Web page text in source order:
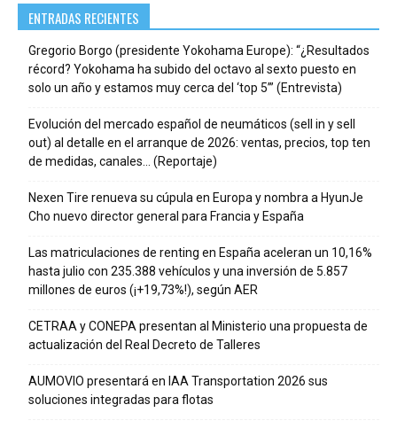
ENTRADAS RECIENTES
Gregorio Borgo (presidente Yokohama Europe): “¿Resultados
récord? Yokohama ha subido del octavo al sexto puesto en
solo un año y estamos muy cerca del ‘top 5’” (Entrevista)
Evolución del mercado español de neumáticos (sell in y sell
out) al detalle en el arranque de 2026: ventas, precios, top ten
de medidas, canales… (Reportaje)
Nexen Tire renueva su cúpula en Europa y nombra a HyunJe
Cho nuevo director general para Francia y España
Las matriculaciones de renting en España aceleran un 10,16%
hasta julio con 235.388 vehículos y una inversión de 5.857
millones de euros (¡+19,73%!), según AER
CETRAA y CONEPA presentan al Ministerio una propuesta de
actualización del Real Decreto de Talleres
AUMOVIO presentará en IAA Transportation 2026 sus
soluciones integradas para flotas